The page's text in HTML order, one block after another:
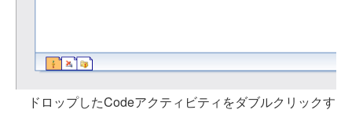
ドロップしたCodeアクティビティをダブルクリックす